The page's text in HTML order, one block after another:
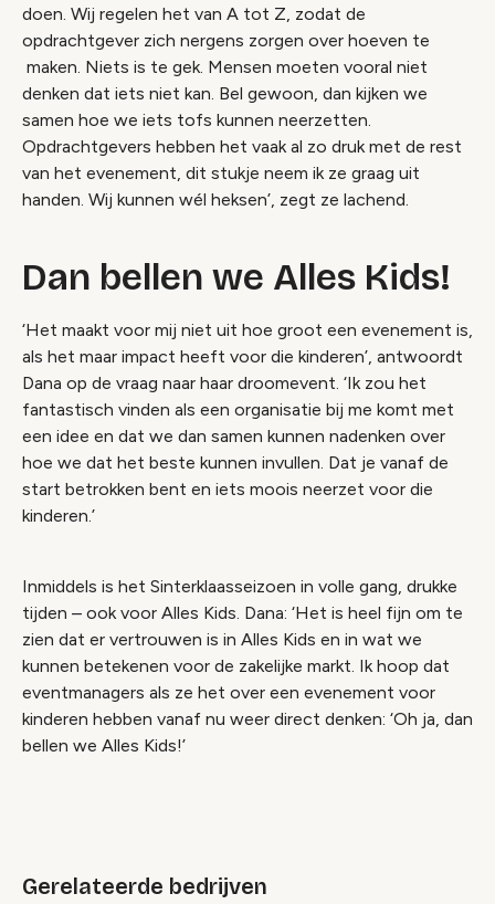
doen. Wij regelen het van A tot Z, zodat de
opdrachtgever zich nergens zorgen over hoeven te
maken. Niets is te gek. Mensen moeten vooral niet
denken dat iets niet kan. Bel gewoon, dan kijken we
samen hoe we iets tofs kunnen neerzetten.
Opdrachtgevers hebben het vaak al zo druk met de rest
van het evenement, dit stukje neem ik ze graag uit
handen. Wij kunnen wél heksen’, zegt ze lachend.
Dan bellen we Alles Kids!
‘Het maakt voor mij niet uit hoe groot een evenement is,
als het maar impact heeft voor die kinderen’, antwoordt
Dana op de vraag naar haar droomevent. ‘Ik zou het
fantastisch vinden als een organisatie bij me komt met
een idee en dat we dan samen kunnen nadenken over
hoe we dat het beste kunnen invullen. Dat je vanaf de
start betrokken bent en iets moois neerzet voor die
kinderen.’
Inmiddels is het Sinterklaasseizoen in volle gang, drukke
tijden – ook voor Alles Kids. Dana: ‘Het is heel fijn om te
zien dat er vertrouwen is in Alles Kids en in wat we
kunnen betekenen voor de zakelijke markt. Ik hoop dat
eventmanagers als ze het over een evenement voor
kinderen hebben vanaf nu weer direct denken: ‘Oh ja, dan
bellen we Alles Kids!’
Gerelateerde bedrijven